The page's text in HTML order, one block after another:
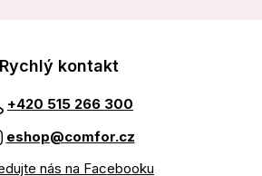
Rychlý kontakt
+420 515 266 300
eshop@comfor.cz
nás na Facebooku